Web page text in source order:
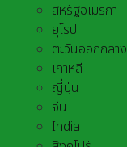
สหรัฐอเมริกา
ยุโรป
ตะวันออกกลาง
เกาหลี
ญี่ปุ่น
จีน
India